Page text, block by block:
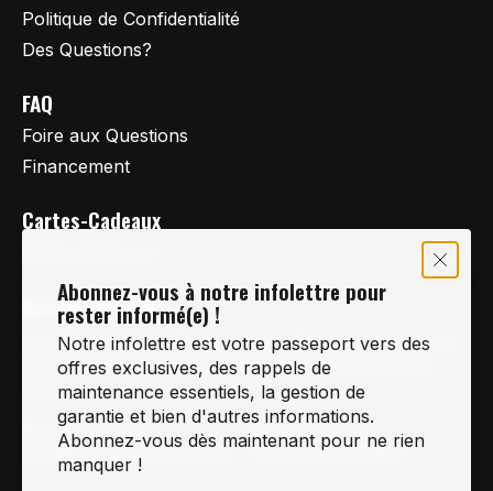
Politique de Confidentialité
Des Questions?
FAQ
Foire aux Questions
Financement
Cartes-Cadeaux
Vertige Vélo Ski
La référence en vélo de route, vélo de montagne et
vélo hybride sur la Rive-Sud de Montréal, depuis
1997.
Notre courriel
Info@vertigeveloski.com
Nous Joindre
1 (450) 464-8808
Abonnez-vous à notre infolettre pour
rester informé(e) !
Notre infolettre est votre passeport vers des
offres exclusives, des rappels de
maintenance essentiels, la gestion de
garantie et bien d'autres informations.
Abonnez-vous dès maintenant pour ne rien
manquer !